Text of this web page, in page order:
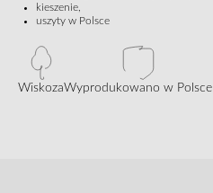
kieszenie,
uszyty w Polsce
WiskozaWyprodukowano w Polsce